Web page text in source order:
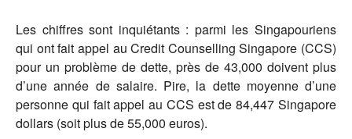
Les chiffres sont inquiétants : parmi les Singapouriens
qui ont fait appel au Credit Counselling Singapore (CCS)
pour un problème de dette, près de 43,000 doivent plus
d’une année de salaire. Pire, la dette moyenne d’une
personne qui fait appel au CCS est de 84,447 Singapore
dollars (soit plus de 55,000 euros).